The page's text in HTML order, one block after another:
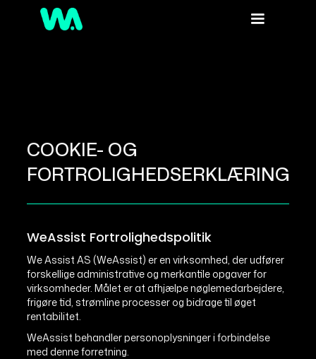
COOKIE- OG
FORTROLIGHEDSERKLÆRING
WeAssist Fortrolighedspolitik
We Assist AS (WeAssist) er en virksomhed, der udfører
forskellige administrative og merkantile opgaver for
virksomheder. Målet er at afhjælpe nøglemedarbejdere,
frigøre tid, strømline processer og bidrage til øget
rentabilitet.
WeAssist behandler personoplysninger i forbindelse
med denne forretning.